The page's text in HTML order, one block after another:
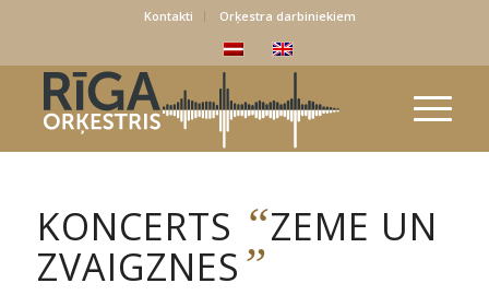
Kontakti Orķestra darbiniekiem
KONCERTS “ZEME UN
ZVAIGZNES”